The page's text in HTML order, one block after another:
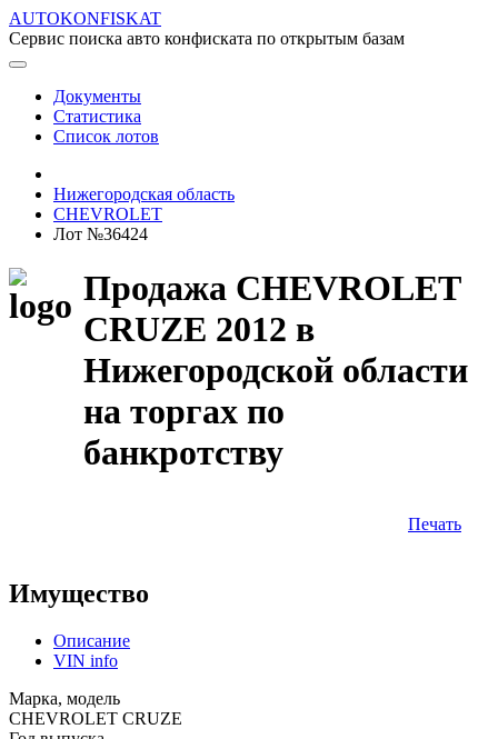
AUTOKONFISKAT
Сервис поиска авто конфиската по открытым базам
Документы
Статистика
Список лотов
Нижегородская область
CHEVROLET
Лот №36424
Продажа CHEVROLET
CRUZE 2012 в
Нижегородской области
на торгах по
банкротству
Печать
Имущество
Описание
VIN info
Марка, модель
CHEVROLET CRUZE